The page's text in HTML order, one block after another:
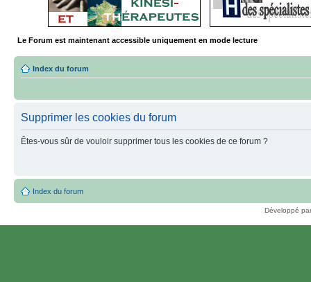
Le Forum est maintenant accessible uniquement en mode lecture
Index du forum
Supprimer les cookies du forum
Êtes-vous sûr de vouloir supprimer tous les cookies de ce forum ?
Index du forum
Développé